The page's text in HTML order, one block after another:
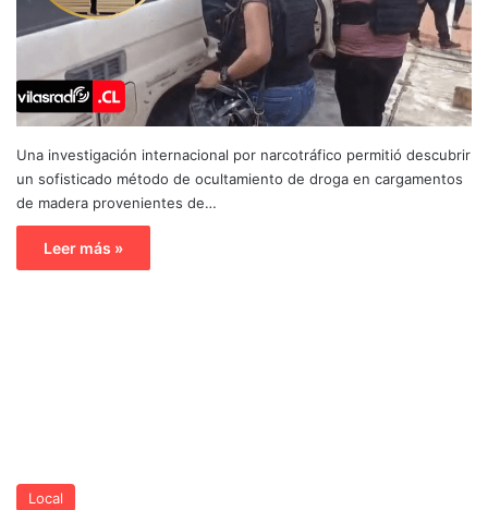
Una investigación internacional por narcotráfico permitió descubrir
un sofisticado método de ocultamiento de droga en cargamentos
de madera provenientes de…
Leer más »
Local